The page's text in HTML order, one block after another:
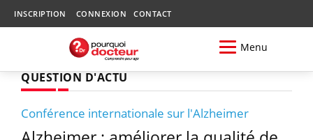
INSCRIPTION CONNEXION CONTACT
Menu
QUESTION D'ACTU
Conférence internationale sur l'Alzheimer